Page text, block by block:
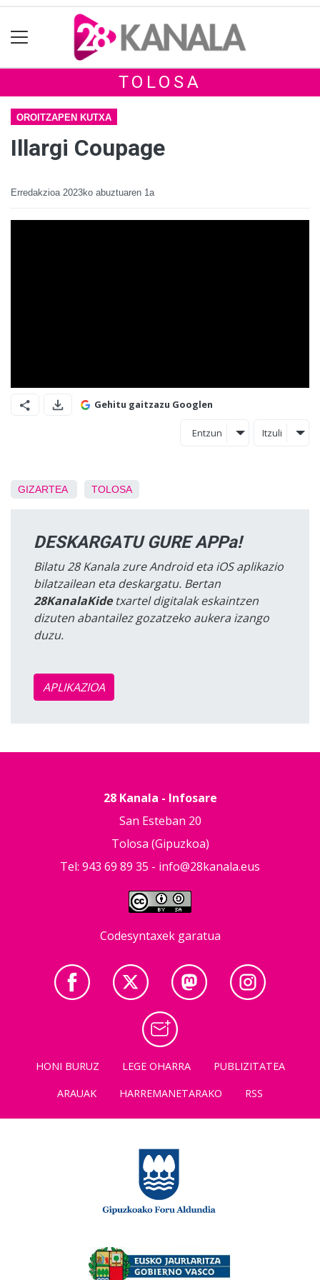
TOLOSA
OROITZAPEN KUTXA
Illargi Coupage
Erredakzioa 2023ko abuztuaren 1a
Gehitu gaitzazu Googlen
Entzun Itzuli
GIZARTEA TOLOSA
DESKARGATU GURE APPa!
Bilatu 28 Kanala zure Android eta iOS aplikazio
bilatzailean eta deskargatu. Bertan
28KanalaKidetxartel digitalak eskaintzen
dizuten abantailez gozatzeko aukera izango
duzu.
APLIKAZIOA
28 Kanala - Infosare
San Esteban 20
Tolosa (Gipuzkoa)
Tel: 943 69 89 35 - info@28kanala.eus
Codesyntaxek garatua
HONI BURUZ LEGE OHARRA
PUBLIZITATEA
ARAUAK
HARREMANETARAKO RSS